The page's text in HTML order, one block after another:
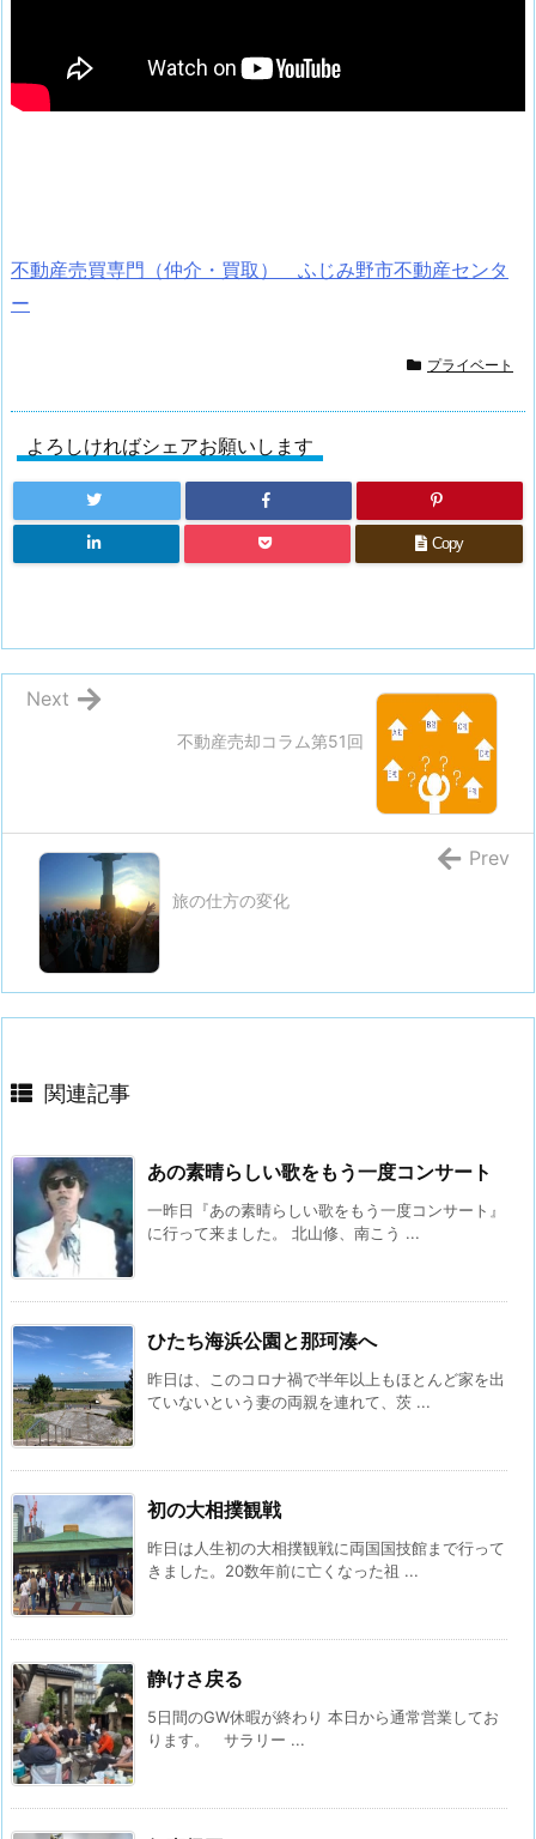
不動産売買専門（仲介・買取） ふじみ野市不動産センタ
ー
プライベート
よろしければシェアお願いします
Copy
不動産売却コラム第51回
Next
旅の仕方の変化
Prev
関連記事
あの素晴らしい歌をもう一度コンサート
一昨日『あの素晴らしい歌をもう一度コンサート』
に行って来ました。 北山修、南こう ...
ひたち海浜公園と那珂湊へ
昨日は、このコロナ禍で半年以上もほとんど家を出
ていないという妻の両親を連れて、茨 ...
初の大相撲観戦
昨日は人生初の大相撲観戦に両国国技館まで行って
きました。20数年前に亡くなった祖 ...
静けさ戻る
5日間のGW休暇が終わり 本日から通常営業してお
ります。 サラリー ...